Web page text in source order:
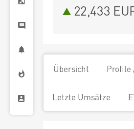
22,433
Übersicht Profile
Letzte Umsätze